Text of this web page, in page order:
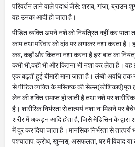
परिवर्तन लाने वाले पदार्थ जैसे: शराब, गांजा,
वह उनका आदी हो जाता है।
पीड़ित व्यक्ति अपने नशे को नियंत्रित नहीं कर
काम तथा परिवार को दांव पर लगाकर नशा करता
कब, कहाँ और कितना नशा करना है इस बात का
कभी भी,कही भी और कितना भी नशा कर लेता है। वह
एक बढ़ती हुई बीमारी माना जाता है। लंम्बी अवधि
से पीड़ित व्यक्ति के मस्तिष्क की सेल्स(कोशिकाएँ)मृत
लेन की शक्ति समाप्त हो जाती है तथा नशे पर
है। शारीरिक निर्भरता से तात्पर्य नशा ना मिलने पर
शरीर में अकड़न आदि होता है, जिसे मेडिसिन के द्वारा
में दूर कर दिया जाता है। मानसिक निर्भरता से
पश्चाताप, क्रोध, खुन्नस, असफलता, घर में विवाद